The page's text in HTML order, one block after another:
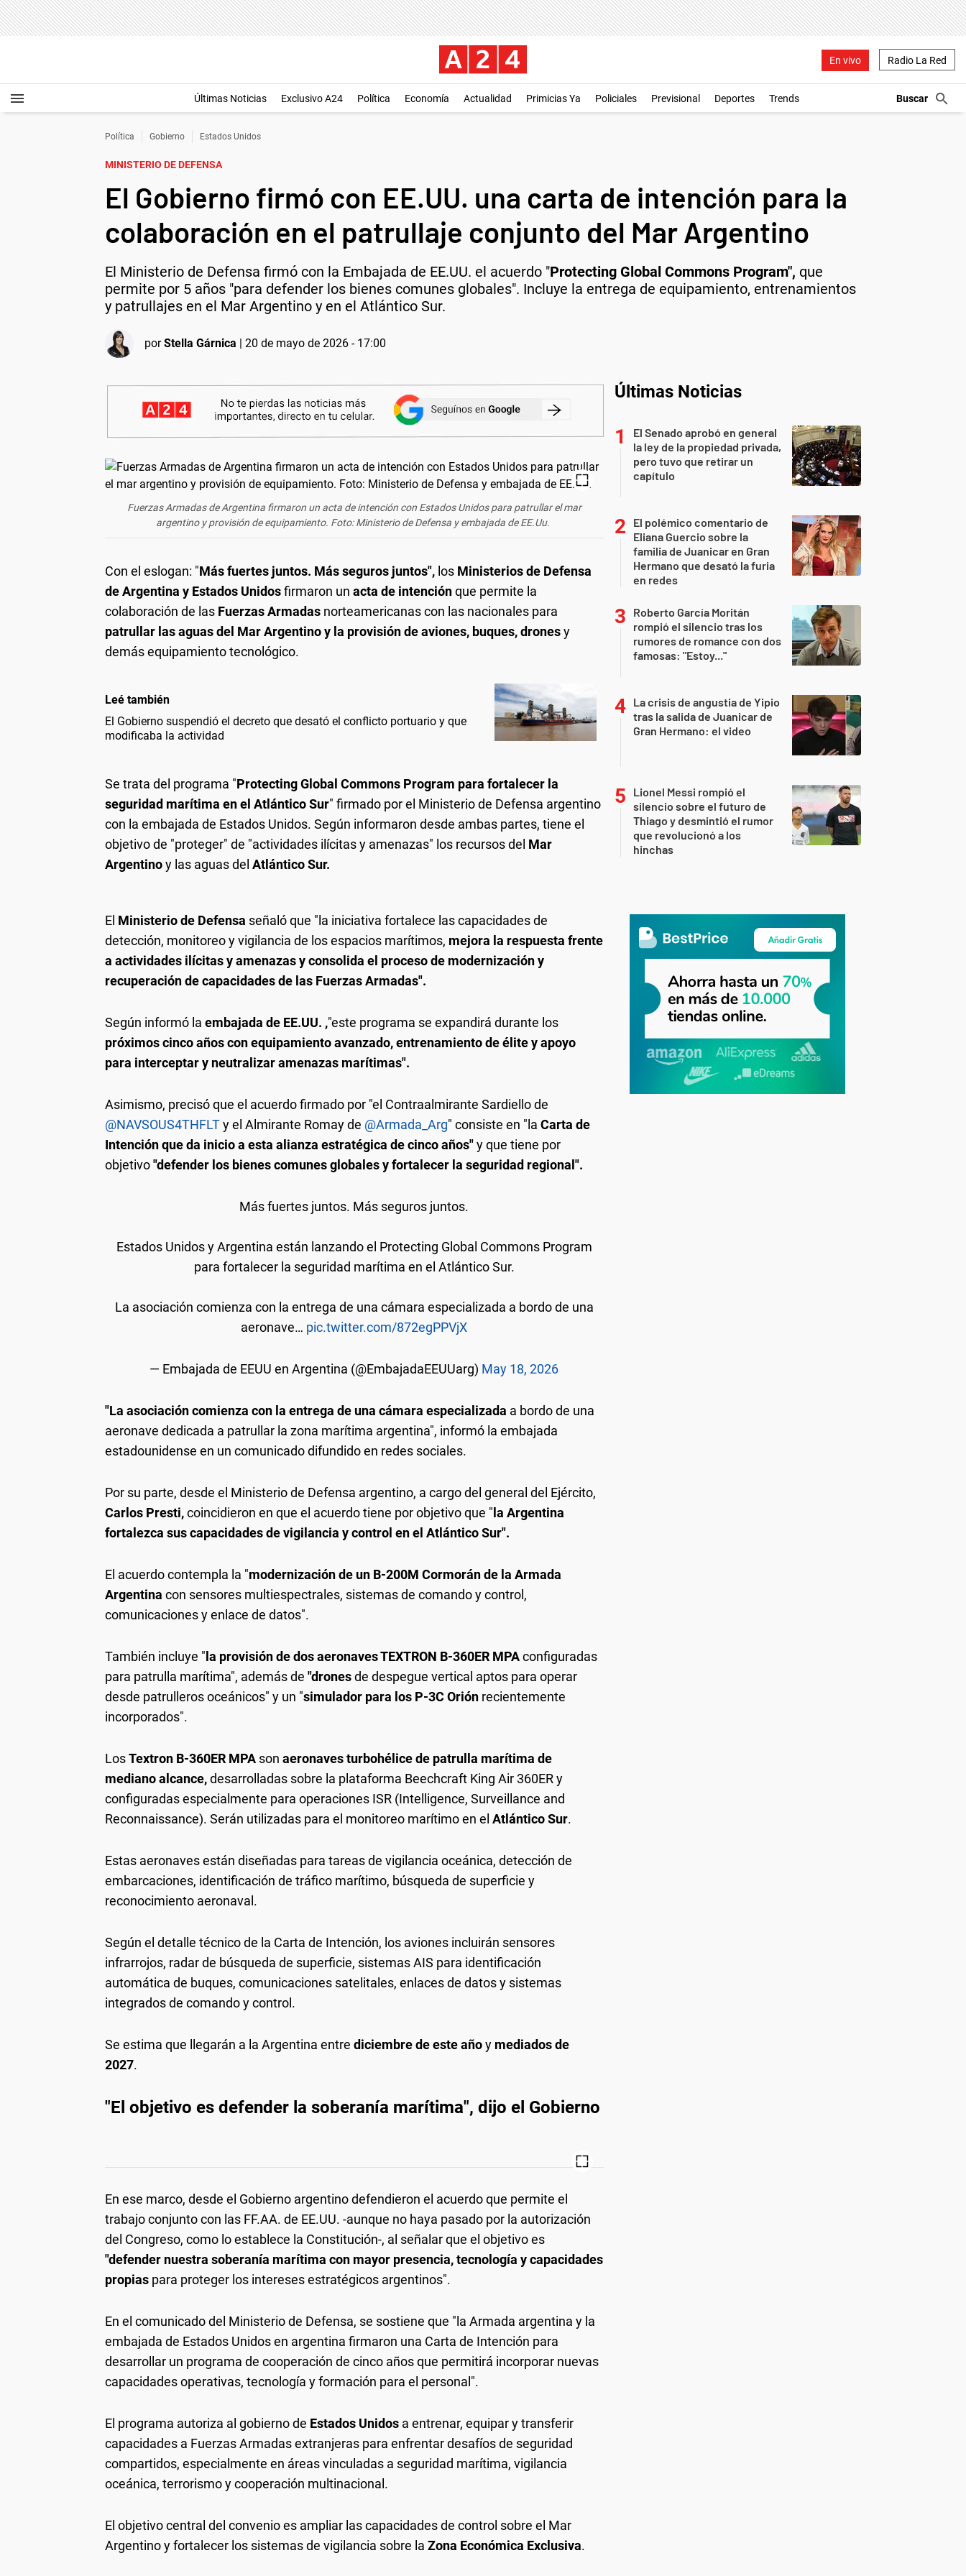
En vivo Radio La Red
Últimas Noticias Exclusivo A24 Política Economía Actualidad Primicias Ya Policiales Previsional Deportes Trends
Política Gobierno Estados Unidos
MINISTERIO DE DEFENSA
El Gobierno firmó con EE.UU. una carta de intención para la
colaboración en el patrullaje conjunto del Mar Argentino
El Ministerio de Defensa firmó con la Embajada de EE.UU. el acuerdo "Protecting Global Commons Program", que
permite por 5 años "para defender los bienes comunes globales". Incluye la entrega de equipamiento, entrenamientos
y patrullajes en el Mar Argentino y en el Atlántico Sur.
porStella Gárnica | 20 de mayo de 2026 - 17:00
Fuerzas Armadas de Argentina firmaron un acta de intención con Estados Unidos para patrullar el mar
argentino y provisión de equipamiento. Foto: Ministerio de Defensa y embajada de EE.Uu.
Con el eslogan: "Más fuertes juntos. Más seguros juntos", los Ministerios de Defensa
de Argentina y Estados Unidosfirmaron un acta de intenciónque permite la
colaboración de las Fuerzas Armadas norteamericanas con las nacionales para
patrullar las aguas del Mar Argentino y la provisión de aviones, buques, dronesy
demás equipamiento tecnológico.
Leé también
El Gobierno suspendió el decreto que desató el conflicto portuario y que
modificaba la actividad
Se trata del programa "Protecting Global Commons Program para fortalecer la
seguridad marítima en el Atlántico Sur" firmado por el Ministerio de Defensa argentino
con la embajada de Estados Unidos. Según informaron desde ambas partes, tiene el
objetivo de "proteger" de "actividades ilícitas y amenazas" los recursos del Mar
Argentinoy las aguas del Atlántico Sur.
El Ministerio de Defensa señaló que "la iniciativa fortalece las capacidades de
detección, monitoreo y vigilancia de los espacios marítimos, mejora la respuesta frente
a actividades ilícitas y amenazas y consolida el proceso de modernización y
recuperación de capacidades de las Fuerzas Armadas".
Según informó la embajada de EE.UU. ,"este programa se expandirá durante los
próximos cinco años con equipamiento avanzado, entrenamiento de élite y apoyo
para interceptar y neutralizar amenazas marítimas".
Asimismo, precisó que el acuerdo firmado por "el Contraalmirante Sardiello de
@NAVSOUS4THFLTy el Almirante Romay de @Armada_Arg" consiste en "la Carta de
Intención que da inicio a esta alianza estratégica de cinco años"y que tiene por
objetivo"defender los bienes comunes globales y fortalecer la seguridad regional".
Más fuertes juntos. Más seguros juntos.
Estados Unidos y Argentina están lanzando el Protecting Global Commons Program
para fortalecer la seguridad marítima en el Atlántico Sur.
La asociación comienza con la entrega de una cámara especializada a bordo de una
aeronave… pic.twitter.com/872egPPVjX
— Embajada de EEUU en Argentina (@EmbajadaEEUUarg) May 18, 2026
"La asociación comienza con la entrega de una cámara especializada a bordo de una
aeronave dedicada a patrullar la zona marítima argentina", informó la embajada
estadounidense en un comunicado difundido en redes sociales.
Por su parte, desde el Ministerio de Defensa argentino, a cargo del general del Ejército,
Carlos Presti,coincidieron en que el acuerdo tiene por objetivo que " la Argentina
fortalezca sus capacidades de vigilancia y control en el Atlántico Sur".
El acuerdo contempla la "modernización de un B-200M Cormorán de la Armada
Argentina con sensores multiespectrales, sistemas de comando y control,
comunicaciones y enlace de datos".
También incluye " la provisión de dos aeronaves TEXTRON B-360ER MPAconfiguradas
para patrulla marítima", además de "dronesde despegue vertical aptos para operar
desde patrulleros oceánicos" y un "simulador para los P-3C Orión recientemente
incorporados".
LosTextron B-360ER MPA son aeronaves turbohélice de patrulla marítima de
mediano alcance,desarrolladas sobre la plataforma Beechcraft King Air 360ER y
configuradas especialmente para operaciones ISR (Intelligence, Surveillance and
Reconnaissance). Serán utilizadas para el monitoreo marítimo en el Atlántico Sur.
Estas aeronaves están diseñadas para tareas de vigilancia oceánica, detección de
embarcaciones, identificación de tráfico marítimo, búsqueda de superficie y
reconocimiento aeronaval.
Según el detalle técnico de la Carta de Intención, los aviones incluirán sensores
infrarrojos, radar de búsqueda de superficie, sistemas AIS para identificación
automática de buques, comunicaciones satelitales, enlaces de datos y sistemas
integrados de comando y control.
Se estima que llegarán a la Argentina entre diciembre de este añoy mediados de
2027.
"El objetivo es defender la soberanía marítima", dijo el Gobierno
En ese marco, desde el Gobierno argentino defendieron el acuerdo que permite el
trabajo conjunto con las FF.AA. de EE.UU. -aunque no haya pasado por la autorización
del Congreso, como lo establece la Constitución-, al señalar que el objetivo es
"defender nuestra soberanía marítima con mayor presencia, tecnología y capacidades
propias para proteger los intereses estratégicos argentinos".
En el comunicado del Ministerio de Defensa, se sostiene que "la Armada argentina y la
embajada de Estados Unidos en argentina firmaron una Carta de Intención para
desarrollar un programa de cooperación de cinco años que permitirá incorporar nuevas
capacidades operativas, tecnología y formación para el personal".
El programa autoriza al gobierno de Estados Unidos a entrenar, equipar y transferir
capacidades a Fuerzas Armadas extranjeras para enfrentar desafíos de seguridad
compartidos, especialmente en áreas vinculadas a seguridad marítima, vigilancia
oceánica, terrorismo y cooperación multinacional.
El objetivo central del convenio es ampliar las capacidades de control sobre el Mar
Argentino y fortalecer los sistemas de vigilancia sobre la Zona Económica Exclusiva.
Últimas Noticias
El Senado aprobó en general
la ley de la propiedad privada,
pero tuvo que retirar un
capítulo
El polémico comentario de
Eliana Guercio sobre la
familia de Juanicar en Gran
Hermano que desató la furia
en redes
Roberto García Moritán
rompió el silencio tras los
rumores de romance con dos
famosas: "Estoy..."
La crisis de angustia de Yipio
tras la salida de Juanicar de
Gran Hermano: el video
Lionel Messi rompió el
silencio sobre el futuro de
Thiago y desmintió el rumor
que revolucionó a los
hinchas